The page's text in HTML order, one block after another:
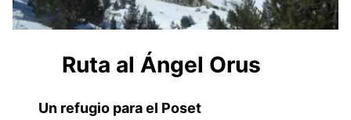
Ruta al Ángel Orus
Un refugio para el Poset